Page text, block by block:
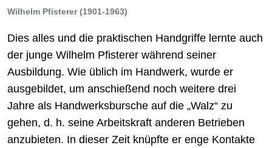
Wilhelm Pfisterer (1901-1963)
Dies alles und die praktischen Handgriffe lernte auch
der junge Wilhelm Pfisterer während seiner
Ausbildung. Wie üblich im Handwerk, wurde er
ausgebildet, um anschießend noch weitere drei
Jahre als Handwerksbursche auf die „Walz“ zu
gehen, d. h. seine Arbeitskraft anderen Betrieben
anzubieten. In dieser Zeit knüpfte er enge Kontakte